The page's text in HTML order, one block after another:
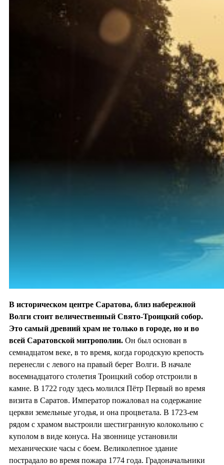
В историческом центре Саратова, близ набережной
Волги стоит величественный Свято-Троицкий собор.
Это самый древний храм не только в городе, но и во
всей Саратовской митрополии. Он был основан в
семнадцатом веке, в то время, когда городскую крепость
перенесли с левого на правый берег Волги. В начале
восемнадцатого столетия Троицкий собор отстроили в
камне. В 1722 году здесь молился Пётр Первый во время
визита в Саратов. Император пожаловал на содержание
церкви земельные угодья, и она процветала. В 1723-ем
рядом с храмом выстроили шестигранную колокольню с
куполом в виде конуса. На звоннице установили
механические часы с боем. Великолепное здание
пострадало во время пожара 1774 года. Градоначальники